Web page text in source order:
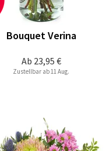
Ab 23,95 €
Bouquet Verina
Zustellbar ab 11 Aug.